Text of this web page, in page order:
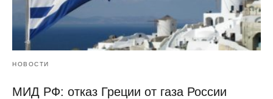
НОВОСТИ
МИД РФ: отказ Греции от газа России